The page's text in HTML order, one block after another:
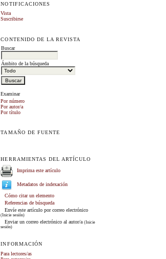
NOTIFICACIONES
Vista
Suscribirse
CONTENIDO DE LA REVISTA
Buscar
Ámbito de la búsqueda
Examinar
Por número
Por autor/a
Por título
TAMAÑO DE FUENTE
HERRAMIENTAS DEL ARTÍCULO
Imprima este artículo
Metadatos de indexación
Cómo citar un elemento
Referencias de búsqueda
Envíe este artículo por correo electrónico
(Inicie sesión)
Enviar un correo electrónico al autor/a(Inicie
sesión)
INFORMACIÓN
Para lectores/as